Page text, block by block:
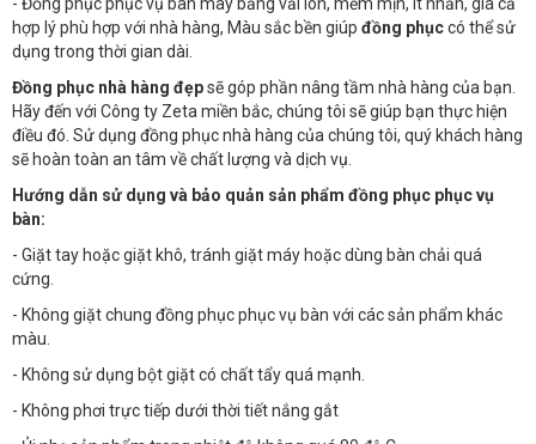
- Đồng phục phục vụ bàn may bằng vải lon, mềm mịn, ít nhăn, giá cả
hợp lý phù hợp với nhà hàng, Màu sắc bền giúp đồng phụccó thể sử
dụng trong thời gian dài.
Đồng phục nhà hàng đẹpsẽ góp phần nâng tầm nhà hàng của bạn.
Hãy đến với Công ty Zeta miền bắc, chúng tôi sẽ giúp bạn thực hiện
điều đó. Sử dụng đồng phục nhà hàng của chúng tôi, quý khách hàng
sẽ hoàn toàn an tâm về chất lượng và dịch vụ.
Hướng dẫn sử dụng và bảo quản sản phẩm đồng phục phục vụ
bàn:
- Giặt tay hoặc giặt khô, tránh giặt máy hoặc dùng bàn chải quá
cứng.
- Không giặt chung đồng phục phục vụ bàn với các sản phẩm khác
màu.
- Không sử dụng bột giặt có chất tẩy quá mạnh.
- Không phơi trực tiếp dưới thời tiết nắng gắt